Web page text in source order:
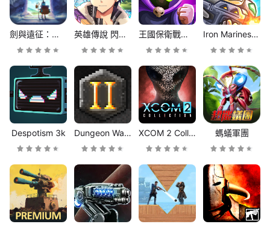
劍與遠征：啟程 英雄傳說 閃之軌跡：北方戰役 王國保衛戰：復仇 (KR Vengeance) Iron Marines：離線 RTS 遊戲
Despotism 3k Dungeon Warfare 2 XCOM 2 Collection 螞蟻軍團